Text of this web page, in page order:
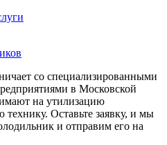
со специализированными
в Московской
на утилизацию
Оставьте заявку, и мы
и отправим его на